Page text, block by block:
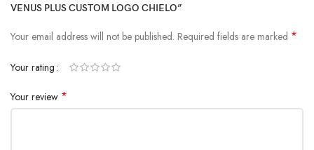
VENUS PLUS CUSTOM LOGO CHIELO”
Your email address will not be published. Required fields are marked *
Your rating
Your review *